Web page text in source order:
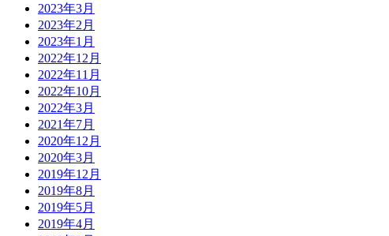
2023年3月
2023年2月
2023年1月
2022年12月
2022年11月
2022年10月
2022年3月
2021年7月
2020年12月
2020年3月
2019年12月
2019年8月
2019年5月
2019年4月